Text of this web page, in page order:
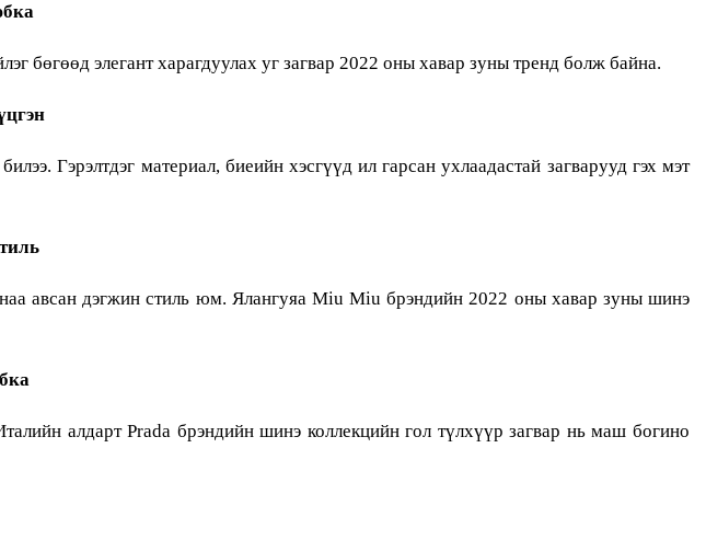
бөгөөд элегант харагдуулах уг загвар 2022 оны хавар зуны тренд болж байна.
Гэрэлтдэг материал, биеийн хэсгүүд ил гарсан ухлаадастай загварууд гэх мэт
авсан дэгжин стиль юм. Ялангуяа Miu Miu брэндийн 2022 оны хавар зуны шинэ
алдарт Prada брэндийн шинэ коллекцийн гол түлхүүр загвар нь маш богино